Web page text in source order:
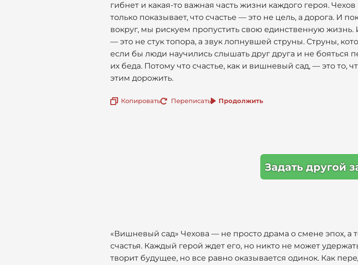
гибнет и какая-то важная часть жизни каждого героя.
только показывает, что счастье — это не цель, а дорога. И
вокруг, мы рискуем пропустить свою единственную
— это не стук топора, а звук лопнувшей струны. Струны,
если бы люди научились слышать друг друга и не бояться
их беда. Потому что счастье, как и вишневый сад, — это то,
этим дорожить.
Копировать Переписать Продолжить
Задать другой
«Вишневый сад» Чехова — не просто драма о смене эпох, а
счастья. Каждый герой ждет его, но никто не может
творит будущее, но все равно оказывается одинок. Как